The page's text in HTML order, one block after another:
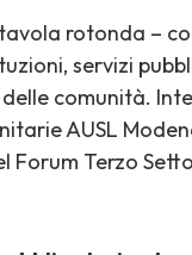
rotonda –
servizi
comunità.
AUSL
Forum Terzo